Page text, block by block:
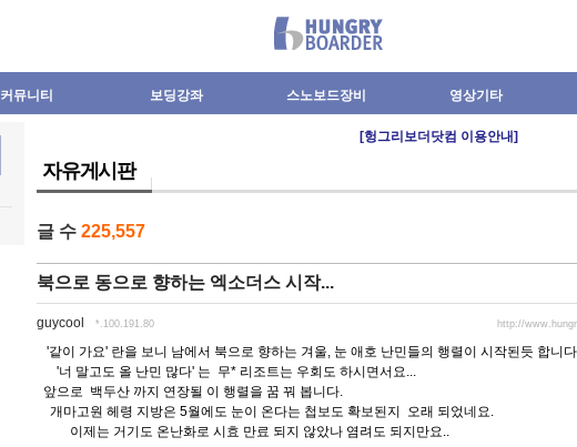
커뮤니티 보딩강좌 스노보드장비 영상기타
[헝그리보더닷컴 이용안내]
자유게시판
글 수 225,557
북으로 동으로 향하는 엑소더스 시작...
guycool *.100.191.80 http://
'같이 가요' 란을 보니 남에서 북으로 향하는 겨울, 눈 애호 난민들의 행렬이 시작된듯 합니
'너 말고도 올 난민 많다' 는 무* 리조트는 우회도 하시면서요...
앞으로 백두산 까지 연장될 이 행렬을 꿈 꿔 봅니다.
개마고원 헤령 지방은 5월에도 눈이 온다는 첩보도 확보된지 오래 되었네요.
이제는 거기도 온난화로 시효 만료 되지 않았나 염려도 되지만요..